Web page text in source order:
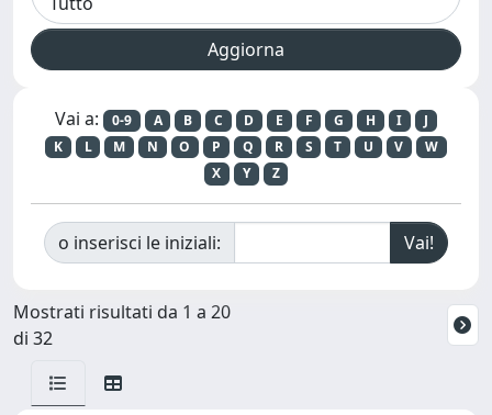
Vai a: 0-9 A B C D E F G H I
J
K
L M N O P Q R S T U V
W
X
Y Z
o inserisci le iniziali:
Mostrati risultati da 1 a 20
di 32